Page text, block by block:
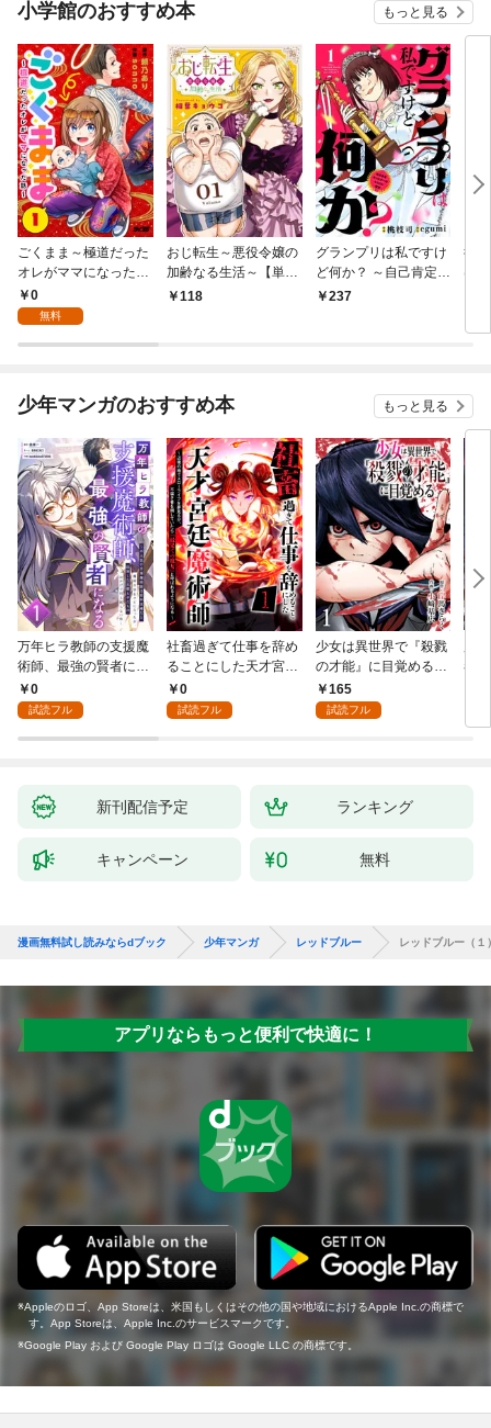
小学館のおすすめ本 もっと見る
ごくまま～極道だった
オレがママになった話
～【単話】（１）
0
無料
おじ転生～悪役令嬢の
加齢なる生活～【単
話】（１）
118
グランプリは私ですけ
ど何か？ ～自己肯定モ
ンスターのミスコン無
237
後
は
少年マンガのおすすめ本 もっと見る
万年ヒラ教師の支援魔
術師、最強の賢者にな
る～不人気の支援魔術
師は給料泥棒だと魔術
が、出世した元教え子
0
試読フル
社畜過ぎて仕事を辞め
ることにした天才宮廷
魔術師～辺境の地でス
ローライフを夢見る
0
試読フル
少女は異世界で『殺戮
の才能』に目覚める
(話売り) #1
165
試読フル
者
新刊配信予定 ランキング
キャンペーン 無料
漫画無料試し読みならdブック 少年マンガ レッドブルー レッドブルー（１
アプリならもっと便利で快適に！
Appleのロゴ、App Storeは、米国もしくはその他の国や地域におけるApple Inc.の商標で
す。App Storeは、Apple Inc.のサービスマークです。
Google Play および Google Play ロゴは Google LLC の商標です。